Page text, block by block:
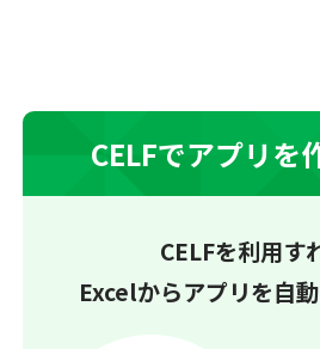
CELFでアプリを
CELFを利用す
Excelからアプリを自